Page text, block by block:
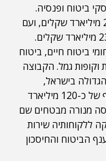
ביטוח ופנסיה.
הקבוצה מנהלת נכסים בהיקף של כ-200 מיליארד שקלים, ועם
היקף פרמיות ודמי גמולים שנתיים של כ-23 מיליארד שקלים.
ביטוח חיים, ביטוח
וקופות גמל. הקבוצה
בישראל,
מבטחים החדשה, המנהלת נכסים בהיקף של כ-120 מיליארד
פעילותה, מאז 1935, ביססה מנורה מבטחים שם
ללקוחותיה שירות
הביטוח והחיסכון